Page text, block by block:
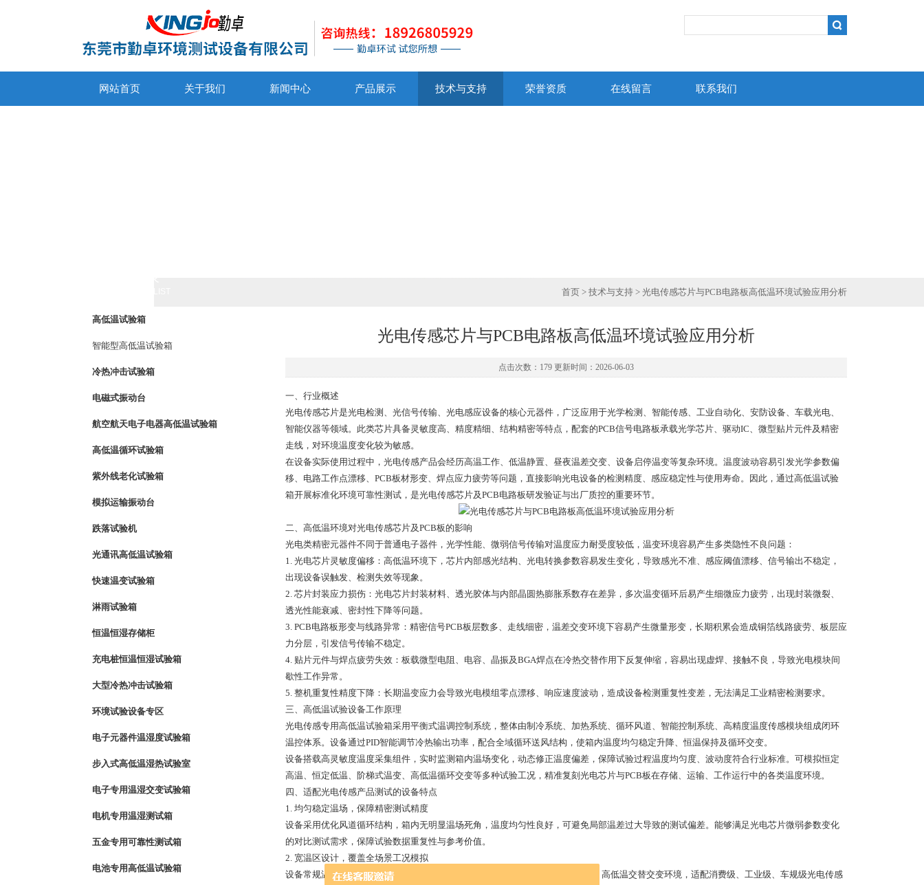
网站首页 关于我们 新闻中心 产品展示 技术与支持 荣誉资质 在线留言 联系我们
高低温试验箱
智能型高低温试验箱
冷热冲击试验箱
电磁式振动台
航空航天电子电器高低温试验箱
高低温循环试验箱
紫外线老化试验箱
模拟运输振动台
跌落试验机
光通讯高低温试验箱
快速温变试验箱
淋雨试验箱
恒温恒湿存储柜
充电桩恒温恒湿试验箱
大型冷热冲击试验箱
环境试验设备专区
电子元器件温湿度试验箱
步入式高低温湿热试验室
电子专用温湿交变试验箱
电机专用温湿测试箱
五金专用可靠性测试箱
电池专用高低温试验箱
首页 > 技术与支持 > 光电传感芯片与PCB电路板高低温环境试验应用分析
光电传感芯片与PCB电路板高低温环境试验应用分析
点击次数：179 更新时间：2026-06-03
一、行业概述
光电传感芯片是光电检测、光信号传输、光电感应设备的核心元器件，广泛应用于光学检测、智能传感、工业自动化、安防设备、车载光电、
智能仪器等领域。此类芯片具备灵敏度高、精度精细、结构精密等特点，配套的PCB信号电路板承载光学芯片、驱动IC、微型贴片元件及精密
走线，对环境温度变化较为敏感。
在设备实际使用过程中，光电传感产品会经历高温工作、低温静置、昼夜温差交变、设备启停温变等复杂环境。温度波动容易引发光学参数偏
移、电路工作点漂移、PCB板材形变、焊点应力疲劳等问题，直接影响光电设备的检测精度、感应稳定性与使用寿命。因此，通过高低温试验
箱开展标准化环境可靠性测试，是光电传感芯片及PCB电路板研发验证与出厂质控的重要环节。
二、高低温环境对光电传感芯片及PCB板的影响
光电类精密元器件不同于普通电子器件，光学性能、微弱信号传输对温度应力耐受度较低，温变环境容易产生多类隐性不良问题：
1. 光电芯片灵敏度偏移：高低温环境下，芯片内部感光结构、光电转换参数容易发生变化，导致感光不准、感应阈值漂移、信号输出不稳定，
出现设备误触发、检测失效等现象。
2. 芯片封装应力损伤：光电芯片封装材料、透光胶体与内部晶圆热膨胀系数存在差异，多次温变循环后易产生细微应力疲劳，出现封装微裂、
透光性能衰减、密封性下降等问题。
3. PCB电路板形变与线路异常：精密信号PCB板层数多、走线细密，温差交变环境下容易产生微量形变，长期积累会造成铜箔线路疲劳、板层应
力分层，引发信号传输不稳定。
4. 贴片元件与焊点疲劳失效：板载微型电阻、电容、晶振及BGA焊点在冷热交替作用下反复伸缩，容易出现虚焊、接触不良，导致光电模块间
歇性工作异常。
5. 整机重复性精度下降：长期温变应力会导致光电模组零点漂移、响应速度波动，造成设备检测重复性变差，无法满足工业精密检测要求。
三、高低温试验设备工作原理
光电传感专用高低温试验箱采用平衡式温调控制系统，整体由制冷系统、加热系统、循环风道、智能控制系统、高精度温度传感模块组成闭环
温控体系。设备通过PID智能调节冷热输出功率，配合全域循环送风结构，使箱内温度均匀稳定升降、恒温保持及循环交变。
设备搭载高灵敏度温度采集组件，实时监测箱内温场变化，动态修正温度偏差，保障试验过程温度均匀度、波动度符合行业标准。可模拟恒定
高温、恒定低温、阶梯式温变、高低温循环交变等多种试验工况，精准复刻光电芯片与PCB板在存储、运输、工作运行中的各类温度环境。
四、适配光电传感产品测试的设备特点
1. 均匀稳定温场，保障精密测试精度
设备采用优化风道循环结构，箱内无明显温场死角，温度均匀性良好，可避免局部温差过大导致的测试偏差。能够满足光电芯片微弱参数变化
的对比测试需求，保障试验数据重复性与参考价值。
2. 宽温区设计，覆盖全场景工况模拟
设备常规温区可覆盖-65℃～+150℃，可模拟低温严寒环境、高温密闭工作环境、高低温交替交变环境，适配消费级、工业级、车规级光电传感